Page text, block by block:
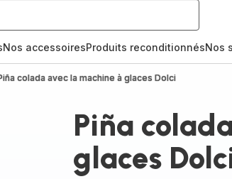
Nos accessoiresProduits reconditionnésNos
colada avec la machine à glaces Dolci
Piña
glaces